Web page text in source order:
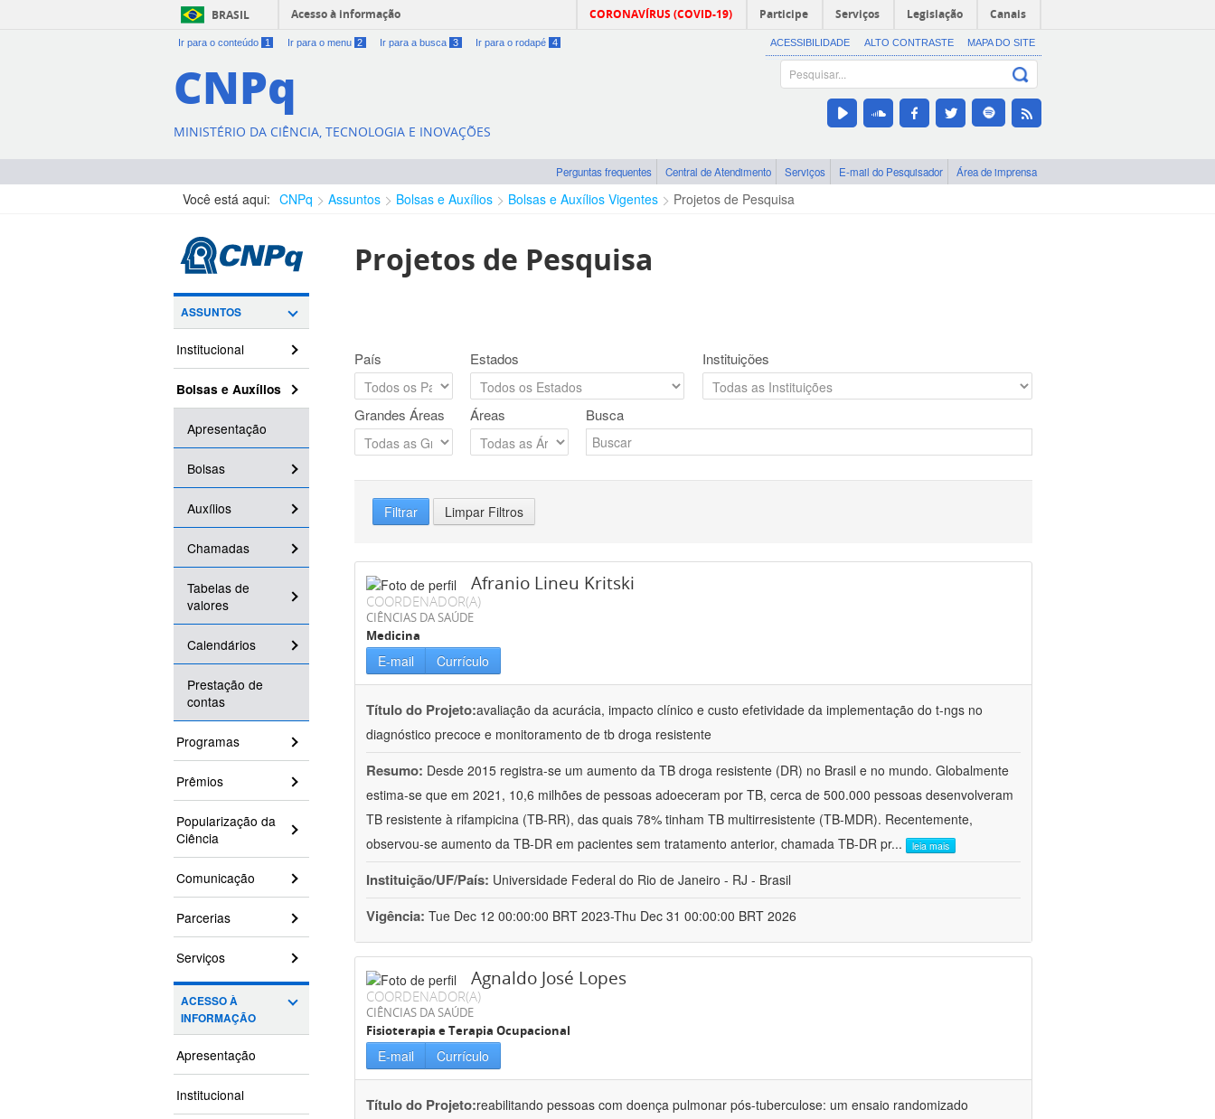
BRASIL Acesso à informação CORONAVÍRUS (COVID-19) Participe Serviços Legislação Canais
Ir para o conteúdo 1 Ir para o menu 2 Ir para a busca 3 Ir para o rodapé 4 ACESSIBILIDADE ALTO CONTRASTE MAPA DO SITE
CNPq
MINISTÉRIO DA CIÊNCIA, TECNOLOGIA E INOVAÇÕES
Perguntas frequentes Central de Atendimento Serviços E-mail do Pesquisador Área de imprensa
Você está aqui: CNPq Assuntos Bolsas e Auxílios Bolsas e Auxílios Vigentes Projetos de Pesquisa
ASSUNTOS
Institucional
Bolsas e Auxílios
Apresentação
Bolsas
Auxílios
Chamadas
Tabelas de
valores
Calendários
Prestação de
contas
Programas
Prêmios
Popularização da
Ciência
Comunicação
Parcerias
Serviços
ACESSO À
INFORMAÇÃO
Apresentação
Institucional
Projetos de Pesquisa
País Estados Instituições
Grandes Áreas Áreas Busca
Filtrar Limpar Filtros
Afranio Lineu Kritski
COORDENADOR(A)
CIÊNCIAS DA SAÚDE
Medicina
E-mail Currículo
Título do Projeto:avaliação da acurácia, impacto clínico e custo efetividade da implementação do t-ngs no
diagnóstico precoce e monitoramento de tb droga resistente
Resumo: Desde 2015 registra-se um aumento da TB droga resistente (DR) no Brasil e no mundo. Globalmente
estima-se que em 2021, 10,6 milhões de pessoas adoeceram por TB, cerca de 500.000 pessoas desenvolveram
TB resistente à rifampicina (TB-RR), das quais 78% tinham TB multirresistente (TB-MDR). Recentemente,
observou-se aumento da TB-DR em pacientes sem tratamento anterior, chamada TB-DR pr... leia mais
Instituição/UF/País: Universidade Federal do Rio de Janeiro - RJ - Brasil
Vigência: Tue Dec 12 00:00:00 BRT 2023-Thu Dec 31 00:00:00 BRT 2026
Agnaldo José Lopes
COORDENADOR(A)
CIÊNCIAS DA SAÚDE
Fisioterapia e Terapia Ocupacional
E-mail Currículo
Título do Projeto:reabilitando pessoas com doença pulmonar pós-tuberculose: um ensaio randomizado